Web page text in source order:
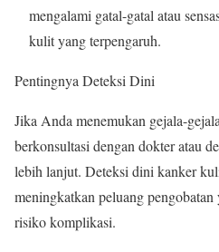
mengalami gatal-gatal atau
kulit yang terpengaruh.
Pentingnya Deteksi Dini
Jika Anda menemukan gejala-
berkonsultasi dengan dokter atau
lebih lanjut. Deteksi dini kanker
meningkatkan peluang
risiko komplikasi.